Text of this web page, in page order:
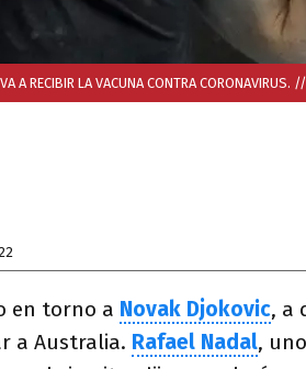
A RECIBIR LA VACUNA CONTRA CORONAVIRUS.
en torno a Novak Djokovic, a
a Australia. Rafael Nadal,